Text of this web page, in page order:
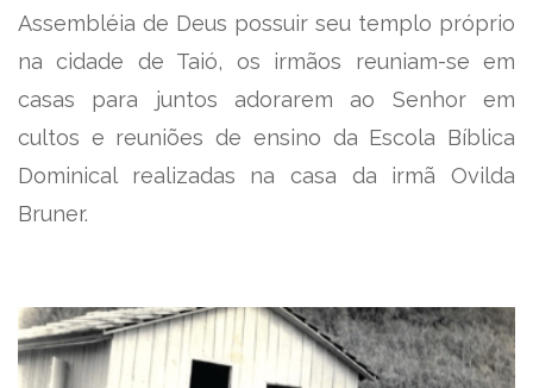
Assembléia de Deus possuir seu templo próprio
na cidade de Taió, os irmãos reuniam-se em
casas para juntos adorarem ao Senhor em
cultos e reuniões de ensino da Escola Bíblica
Dominical realizadas na casa da irmã Ovilda
Bruner.